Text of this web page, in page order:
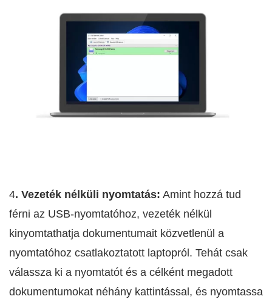
4. Vezeték nélküli nyomtatás: Amint hozzá tud
férni az USB-nyomtatóhoz, vezeték nélkül
kinyomtathatja dokumentumait közvetlenül a
nyomtatóhoz csatlakoztatott laptopról. Tehát csak
válassza ki a nyomtatót és a célként megadott
dokumentumokat néhány kattintással, és nyomtassa